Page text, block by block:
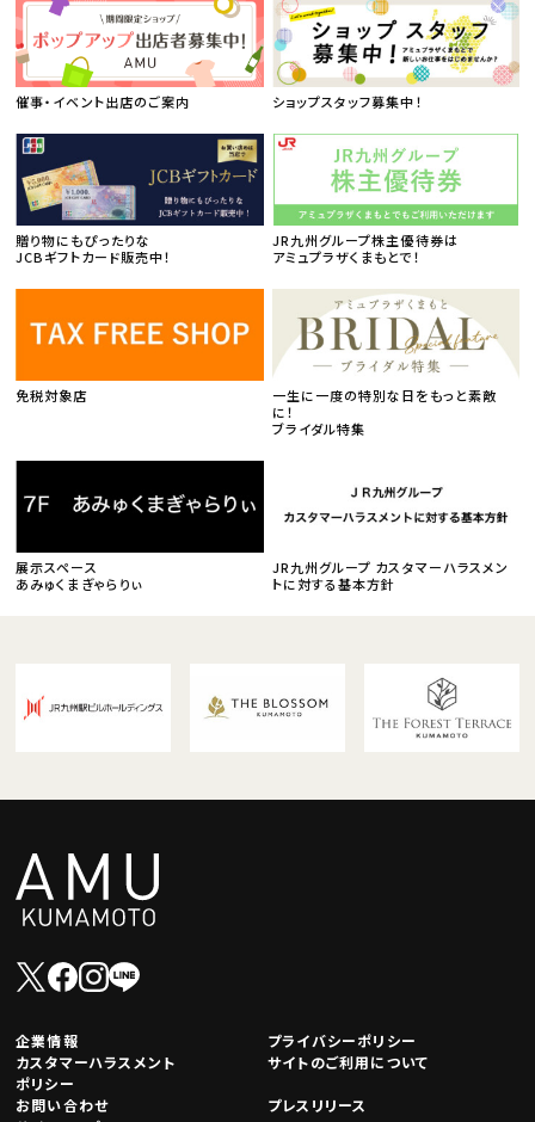
催事・イベント出店のご案内 ショップスタッフ募集中！
贈り物にもぴったりな
JCBギフトカード販売中！
JR九州グループ株主優待券は
アミュプラザくまもとで！
免税対象店
一生に一度の特別な日をもっと素敵
に！
ブライダル特集
展示スペース
あみゅくまぎゃらりぃ
JR九州グループ カスタマーハラスメン
トに対する基本方針
企業情報
プライバシーポリシー
カスタマーハラスメント
ポリシー
サイトのご利用について
お問い合わせ
プレスリリース